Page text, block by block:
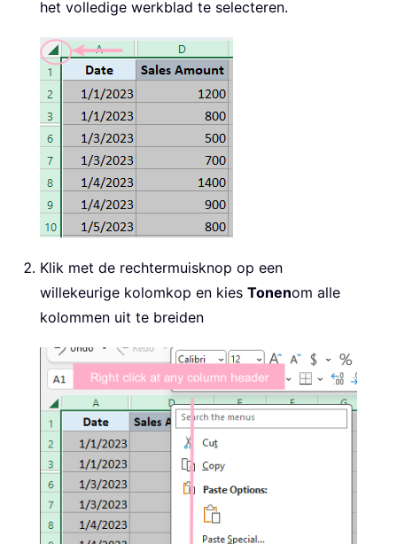
het volledige werkblad te selecteren.
Klik met de rechtermuisknop op een
willekeurige kolomkop en kies Tonenom alle
kolommen uit te breiden